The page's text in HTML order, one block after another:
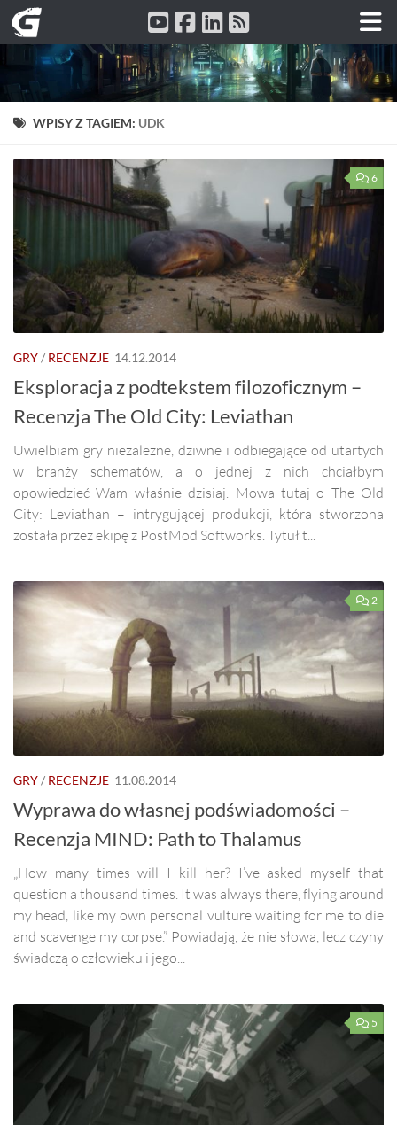
Przeskocz do treści
WPISY Z TAGIEM: UDK
6
GRY/ RECENZJE 14.12.2014
Eksploracja z podtekstem filozoficznym –
Recenzja The Old City: Leviathan
Uwielbiam gry niezależne, dziwne i odbiegające od utartych
w branży schematów, a o jednej z nich chciałbym
opowiedzieć Wam właśnie dzisiaj. Mowa tutaj o The Old
City: Leviathan – intrygującej produkcji, która stworzona
została przez ekipę z PostMod Softworks. Tytuł t...
2
GRY/ RECENZJE 11.08.2014
Wyprawa do własnej podświadomości –
Recenzja MIND: Path to Thalamus
„How many times will I kill her? I’ve asked myself that
question a thousand times. It was always there, flying around
my head, like my own personal vulture waiting for me to die
and scavenge my corpse.” Powiadają, że nie słowa, lecz czyny
świadczą o człowieku i jego...
5